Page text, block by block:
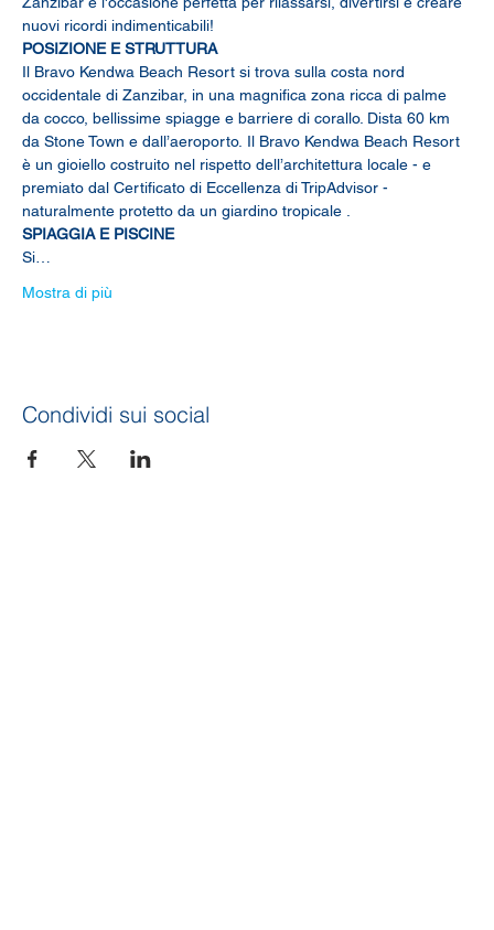
nuovi ricordi indimenticabili!
POSIZIONE E STRUTTURA
Il Bravo Kendwa Beach Resort si trova sulla costa nord
occidentale di Zanzibar, in una magnifica zona ricca di palme
da cocco, bellissime spiagge e barriere di corallo. Dista 60 km
da Stone Town e dall’aeroporto. Il Bravo Kendwa Beach Resort
è un gioiello costruito nel rispetto dell’architettura locale - e
premiato dal Certificato di Eccellenza di TripAdvisor -
naturalmente protetto da un giardino tropicale .
SPIAGGIA E PISCINE
Si…
Mostra di più
Condividi sui social